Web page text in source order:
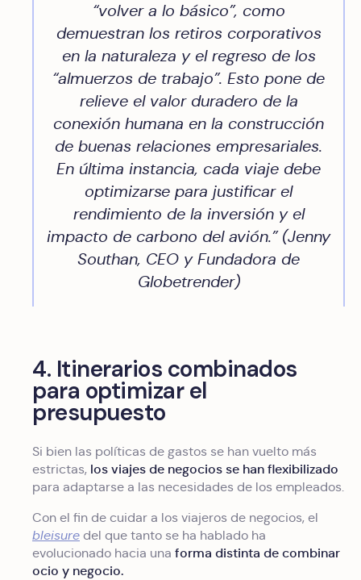
“volver a lo básico”, como
demuestran los retiros corporativos
en la naturaleza y el regreso de los
“almuerzos de trabajo”. Esto pone de
relieve el valor duradero de la
conexión humana en la construcción
de buenas relaciones empresariales.
En última instancia, cada viaje debe
optimizarse para justificar el
rendimiento de la inversión y el
impacto de carbono del avión.” (Jenny
Southan, CEO y Fundadora de
Globetrender)
4. Itinerarios combinados
para optimizar el
presupuesto
Si bien las políticas de gastos se han vuelto más
estrictas, los viajes de negocios se han flexibilizado
para adaptarse a las necesidades de los empleados.
Con el fin de cuidar a los viajeros de negocios, el
bleisure del que tanto se ha hablado ha
evolucionado hacia una forma distinta de combinar
ocio y negocio.